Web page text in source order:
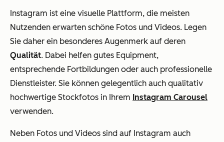
Instagram ist eine visuelle Plattform, die meisten
Nutzenden erwarten schöne Fotos und Videos. Legen
Sie daher ein besonderes Augenmerk auf deren
Qualität. Dabei helfen gutes Equipment,
entsprechende Fortbildungen oder auch professionelle
Dienstleister. Sie können gelegentlich auch qualitativ
hochwertige Stockfotos in Ihrem Instagram Carousel
verwenden.
Neben Fotos und Videos sind auf Instagram auch